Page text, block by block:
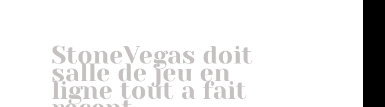
StoneVegas doit
salle de jeu en
ligne tout a fait